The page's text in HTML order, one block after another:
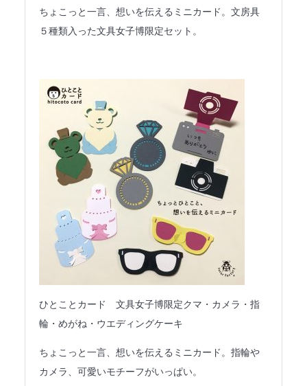
ちょこっと一言、想いを伝えるミニカード。文房具
５種類入った文具女子博限定セット。
ひとことカード 文具女子博限定クマ・カメラ・指
輪・めがね・ウエディングケーキ
ちょこっと一言、想いを伝えるミニカード。指輪や
カメラ、可愛いモチーフがいっぱい。